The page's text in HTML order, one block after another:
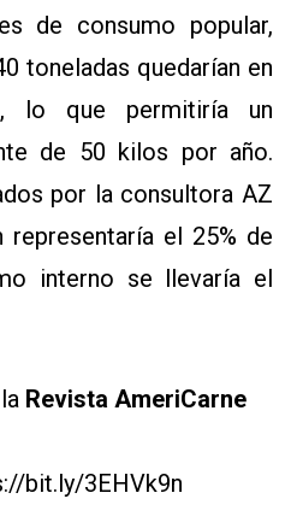
de consumo popular,
toneladas quedarían en
lo que permitiría un
de 50 kilos por año.
por la consultora AZ
representaría el 25% de
interno se llevaría el
Revista AmeriCarne
bit.ly/3EHVk9n